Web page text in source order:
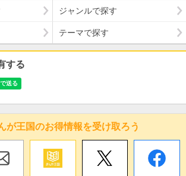
ジャンルで探す
テーマで探す
する
が王国のお得情報を受け取ろう